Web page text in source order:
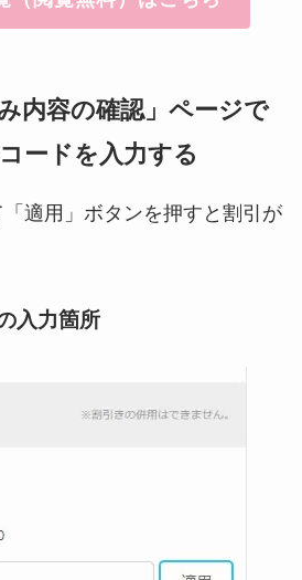
み内容の確認」ページで
ードを入力する
適用」ボタンを押すと割引が
入力箇所